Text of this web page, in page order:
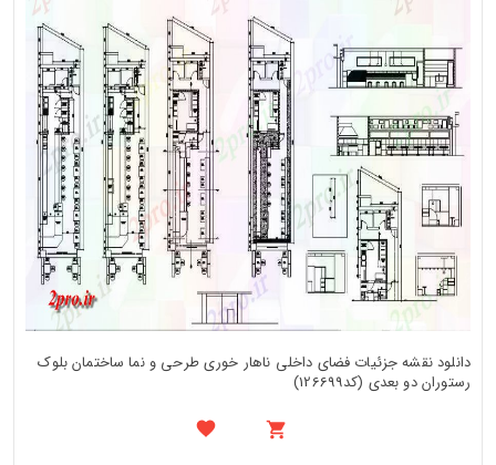
دانلود نقشه جزئیات فضای داخلی ناهار خوری طرحی و نما ساختمان بلوک
رستوران دو بعدی (کد126699)